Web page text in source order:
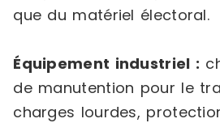
que du matériel électoral.
Équipement industriel :
de manutention pour le
charges lourdes,